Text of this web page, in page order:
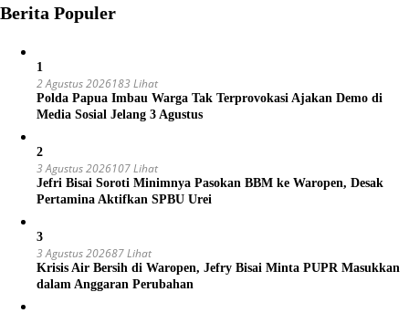
Berita Populer
1
2 Agustus 2026183 Lihat
Polda Papua Imbau Warga Tak Terprovokasi Ajakan Demo di
Media Sosial Jelang 3 Agustus
2
3 Agustus 2026107 Lihat
Jefri Bisai Soroti Minimnya Pasokan BBM ke Waropen, Desak
Pertamina Aktifkan SPBU Urei
3
3 Agustus 202687 Lihat
Krisis Air Bersih di Waropen, Jefry Bisai Minta PUPR Masukkan
dalam Anggaran Perubahan